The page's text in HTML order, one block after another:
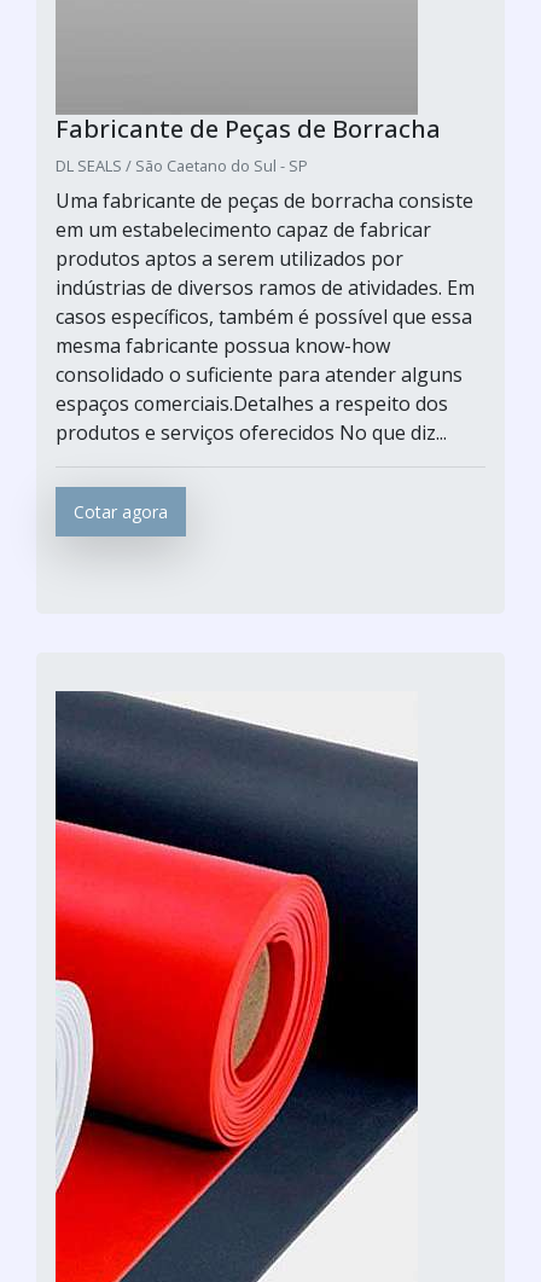
Fabricante de Peças de Borracha
DL SEALS / São Caetano do Sul - SP
Uma fabricante de peças de borracha consiste
em um estabelecimento capaz de fabricar
produtos aptos a serem utilizados por
indústrias de diversos ramos de atividades. Em
casos específicos, também é possível que essa
mesma fabricante possua know-how
consolidado o suficiente para atender alguns
espaços comerciais.Detalhes a respeito dos
produtos e serviços oferecidos No que diz...
Cotar agora